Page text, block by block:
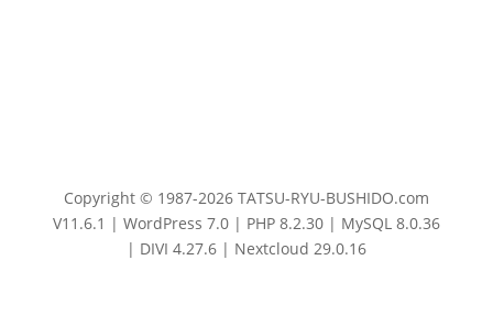
Copyright © 1987-2026 TATSU-RYU-BUSHIDO.com
V11.6.1 | WordPress 7.0 | PHP 8.2.30 | MySQL 8.0.36
| DIVI 4.27.6 | Nextcloud 29.0.16